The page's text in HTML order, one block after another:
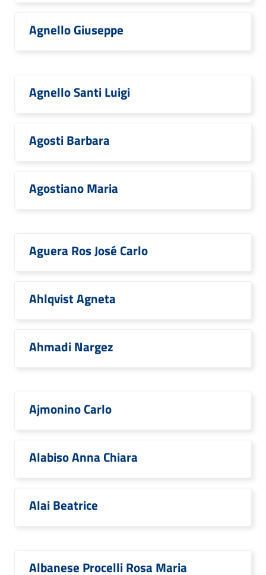
Agnello Giuseppe
Agnello Santi Luigi
Agosti Barbara
Agostiano Maria
Aguera Ros José Carlo
Ahlqvist Agneta
Ahmadi Nargez
Ajmonino Carlo
Alabiso Anna Chiara
Alai Beatrice
Albanese Procelli Rosa Maria